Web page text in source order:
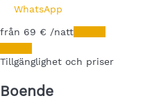
WhatsApp
från 69 € /natt
Tillgänglighet och priser
Boende